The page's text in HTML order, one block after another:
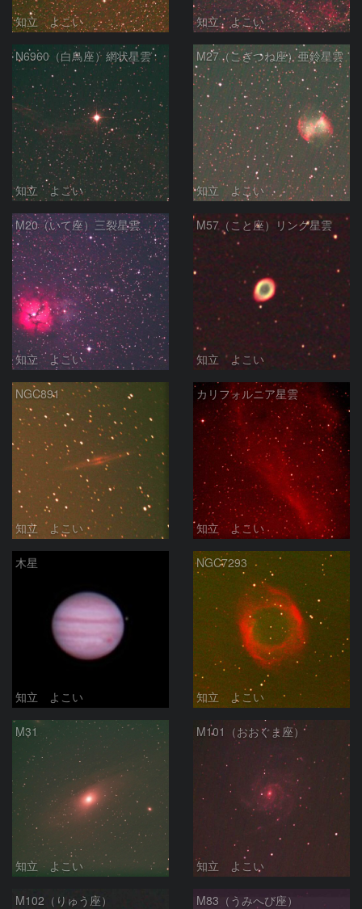
知立 よこい 知立 よこい
N6960（白鳥座）網状星雲
知立 よこい
M27（こぎつね座）亜鈴星雲
知立 よこい
M20（いて座）三裂星雲
知立 よこい
M57（こと座）リング星雲
知立 よこい
NGC891
知立 よこい
カリフォルニア星雲
知立 よこい
木星
知立 よこい
NGC7293
知立 よこい
M31
知立 よこい
M101（おおぐま座）
知立 よこい
M102（りゅう座） M83（うみへび座）